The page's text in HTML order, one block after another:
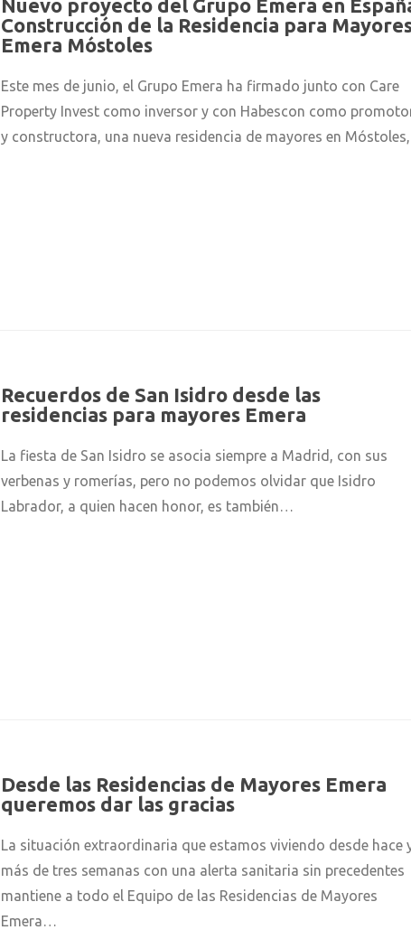
Nuevo proyecto del Grupo Emera en
Construcción de la Residencia para
Emera Móstoles
Este mes de junio, el Grupo Emera ha firmado junto con Care
Property Invest como inversor y con Habescon como
y constructora, una nueva residencia de mayores en
Recuerdos de San Isidro desde las
residencias para mayores Emera
La fiesta de San Isidro se asocia siempre a Madrid, con sus
verbenas y romerías, pero no podemos olvidar que Isidro
Labrador, a quien hacen honor, es también…
Desde las Residencias de Mayores Emera
queremos dar las gracias
La situación extraordinaria que estamos viviendo desde hace
más de tres semanas con una alerta sanitaria sin precedentes
mantiene a todo el Equipo de las Residencias de Mayores
Emera…